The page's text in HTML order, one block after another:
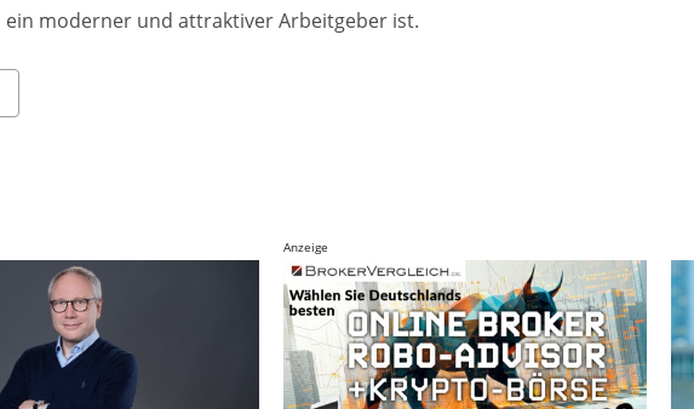
moderner und attraktiver Arbeitgeber ist.
Anzeige